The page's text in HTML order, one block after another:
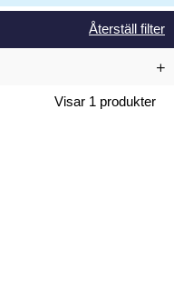
Återställ filter
Visar 1 produkter